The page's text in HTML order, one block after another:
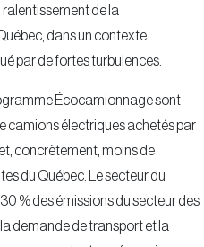
de la
dans un contexte
par de fortes turbulences.
Écocamionnage sont
camions électriques achetés par
concrètement, moins de
du Québec. Le secteur du
% des émissions du secteur des
demande de transport et la